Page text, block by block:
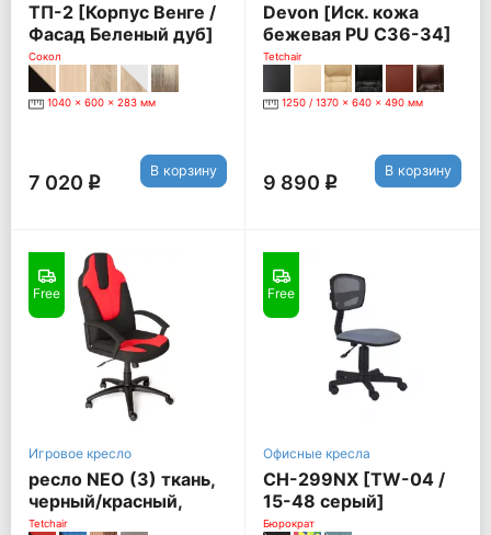
ТП-2 [Корпус Венге /
Фасад Беленый дуб]
Сокол
1040 x 600 x 283 мм
7 020 q
В корзину
Devon [Иск. кожа
бежевая PU C36-34]
Tetchair
1250 / 1370 x 640 x 490 мм
9 890 q
В корзину
Free
Игровое кресло
ресло NEO (3) ткань,
черный/красный,
2603/493
Tetchair
Free
Офисные кресла
CH-299NX [TW-04 /
15-48 серый]
Бюрократ